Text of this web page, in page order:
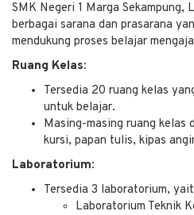
SMK Negeri 1 Marga Sekampung,
berbagai sarana dan prasarana
mendukung proses belajar
Ruang Kelas:
Tersedia 20 ruang kelas
untuk belajar.
Masing-masing ruang kelas
kursi, papan tulis, kipas
Laboratorium:
Tersedia 3 laboratorium,
Laboratorium Teknik